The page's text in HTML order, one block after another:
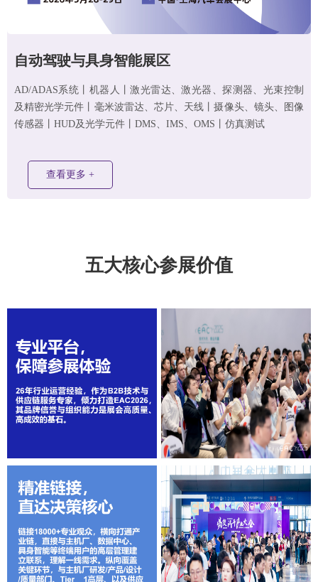
自动驾驶与具身智能展区
AD/ADAS系统丨机器人丨激光雷达、激光器、探测器、光束控制
及精密光学元件丨毫米波雷达、芯片、天线丨摄像头、镜头、图像
传感器丨HUD及光学元件丨DMS、IMS、OMS丨仿真测试
查看更多 +
五大核心参展价值